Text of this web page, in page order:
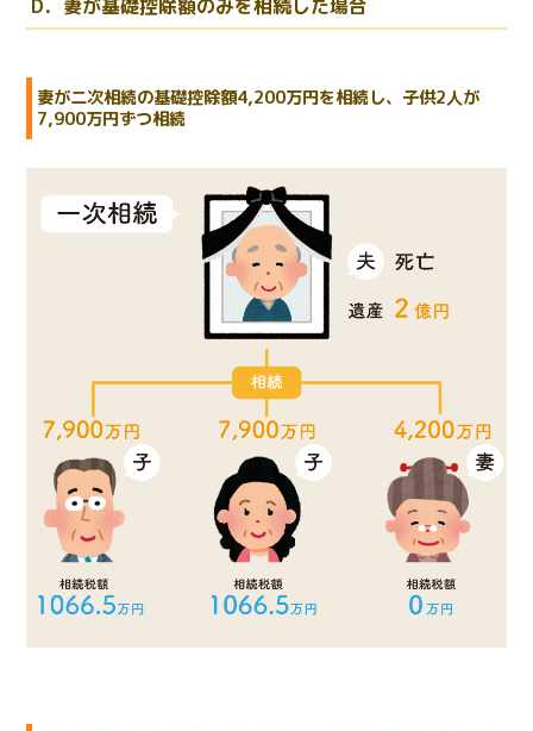
D．妻が基礎控除額のみを相続した場合
妻が二次相続の基礎控除額4,200万円を相続し、子供2人が
7,900万円ずつ相続